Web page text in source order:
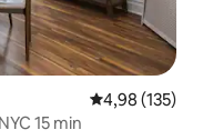
Évaluation
4,98 (135)
15 min